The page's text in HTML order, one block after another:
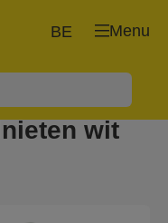
Menu
BE
wit